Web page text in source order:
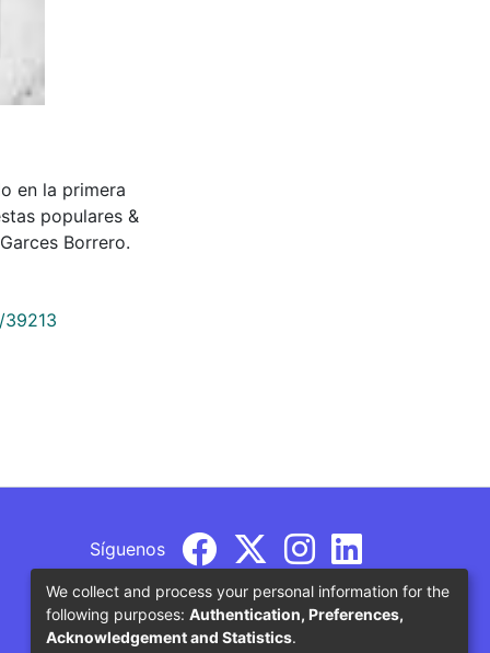
en la primera
populares &
Borrero.
Síguenos
We collect and process your personal information for the
following purposes: Authentication, Preferences,
Acknowledgement and Statistics.